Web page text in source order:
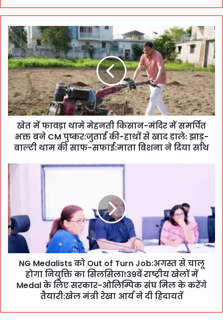
खे
त
में
फा
व
ड़ा
था
मे
मे
सा
न
-
मं
दि
र
में
ने
खेत में फावड़ा थामे मेहनती किसान-मंदिर में समर्पित
भक्त बने CM पुष्कर:जुताई की-हाथों से खाद डाले: झाड़ू-
बाल्टी थाम की साफ-सफाई:माता बिशना ने दिया साथ
N
G
M
e
a
l
s
t
NG Medalists को Out of Turn Job:अगस्त से चालू
होगा नियुक्ति का सिलसिला!39वें राष्ट्रीय खेलों में
Medal के लिए सरकार-ओलिम्पिक संघ मिल के करेंगे
तैयारी:खेल मंत्री रेखा आर्य ने दी हिदायतें